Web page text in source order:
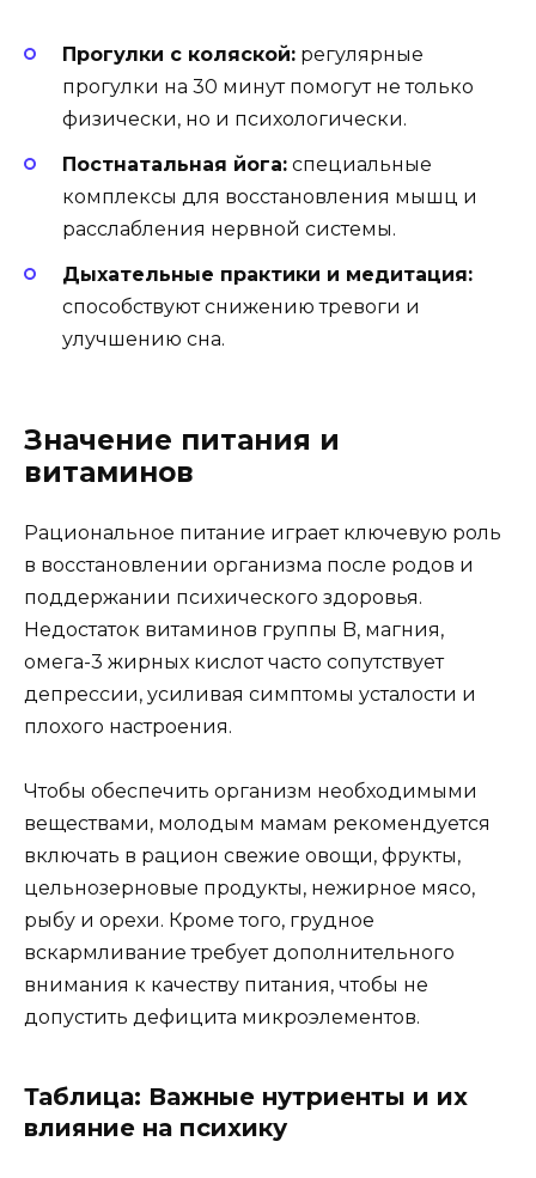
Прогулки с коляской: регулярные
прогулки на 30 минут помогут не только
физически, но и психологически.
Постнатальная йога: специальные
комплексы для восстановления мышц и
расслабления нервной системы.
Дыхательные практики и медитация:
способствуют снижению тревоги и
улучшению сна.
Значение питания и
витаминов
Рациональное питание играет ключевую роль
в восстановлении организма после родов и
поддержании психического здоровья.
Недостаток витаминов группы B, магния,
омега-3 жирных кислот часто сопутствует
депрессии, усиливая симптомы усталости и
плохого настроения.
Чтобы обеспечить организм необходимыми
веществами, молодым мамам рекомендуется
включать в рацион свежие овощи, фрукты,
цельнозерновые продукты, нежирное мясо,
рыбу и орехи. Кроме того, грудное
вскармливание требует дополнительного
внимания к качеству питания, чтобы не
допустить дефицита микроэлементов.
Таблица: Важные нутриенты и их
влияние на психику